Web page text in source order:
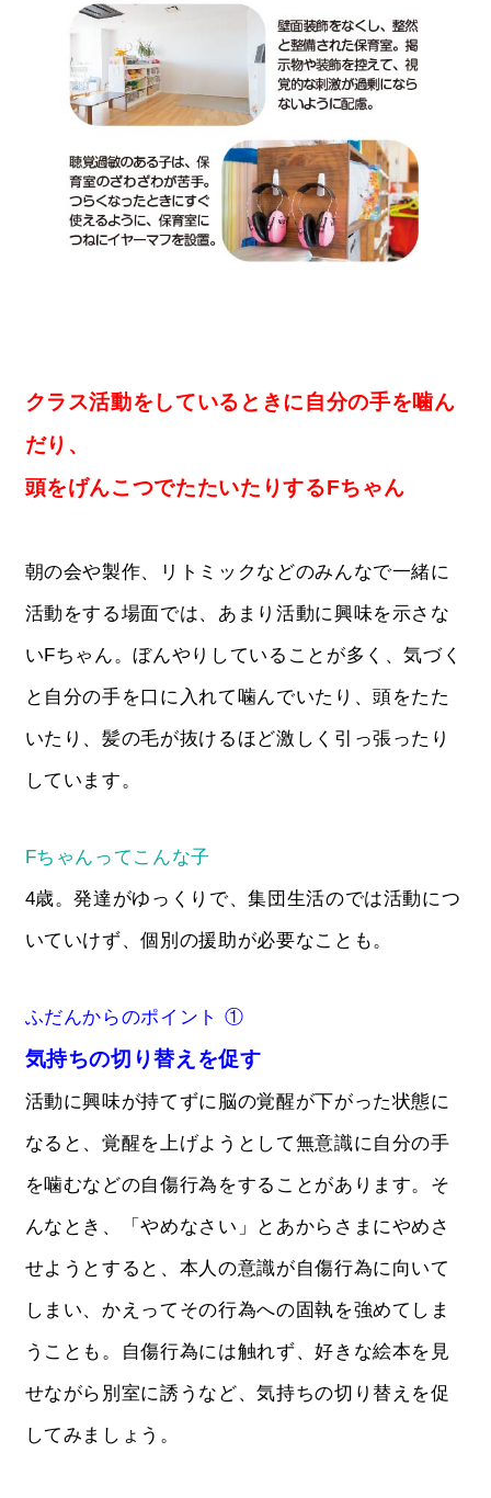
クラス活動をしているときに自分の手を噛ん
だり、
頭をげんこつでたたいたりするFちゃん
朝の会や製作、リトミックなどのみんなで一緒に
活動をする場面では、あまり活動に興味を示さな
いFちゃん。ぼんやりしていることが多く、気づく
と自分の手を口に入れて噛んでいたり、頭をたた
いたり、髪の毛が抜けるほど激しく引っ張ったり
しています。
Fちゃんってこんな子
4歳。発達がゆっくりで、集団生活のでは活動につ
いていけず、個別の援助が必要なことも。
ふだんからのポイント ①
気持ちの切り替えを促す
活動に興味が持てずに脳の覚醒が下がった状態に
なると、覚醒を上げようとして無意識に自分の手
を噛むなどの自傷行為をすることがあります。そ
んなとき、「やめなさい」とあからさまにやめさ
せようとすると、本人の意識が自傷行為に向いて
しまい、かえってその行為への固執を強めてしま
うことも。自傷行為には触れず、好きな絵本を見
せながら別室に誘うなど、気持ちの切り替えを促
してみましょう。